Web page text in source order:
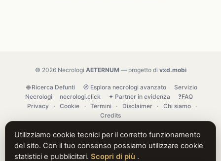
© 2026 Necrologi AETERNUM— progetto di vxd.mobi
🌐 Ricerca Defunti 🧭 Esplora necrologi avanzato
Servizio
Necrologi
necrologi.click ✦ Partner in evidenza
❓FAQ
Privacy
· Cookie · Termini · Disclaimer · Chi siamo
·
Credits
Utilizziamo cookie tecnici per il corretto funzionamento
del sito. Con il tuo consenso possiamo utilizzare cookie
statistici e pubblicitari. Scopri di più .